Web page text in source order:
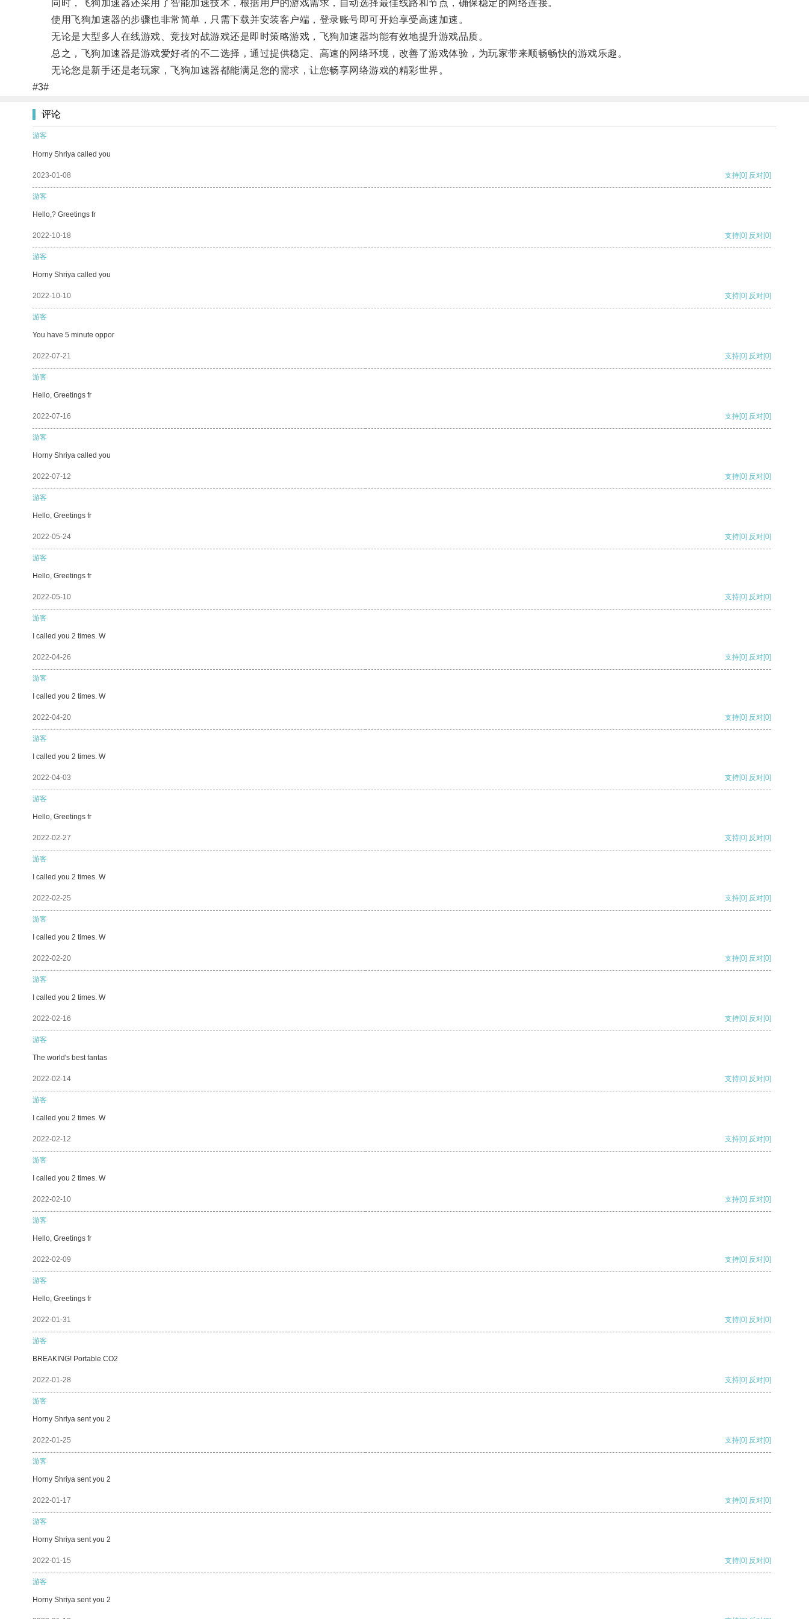
同时，飞狗加速器还采用了智能加速技术，根据用户的游戏需求，自动选择最佳线路和节点，确保稳定的网络连接。
使用飞狗加速器的步骤也非常简单，只需下载并安装客户端，登录账号即可开始享受高速加速。
无论是大型多人在线游戏、竞技对战游戏还是即时策略游戏，飞狗加速器均能有效地提升游戏品质。
总之，飞狗加速器是游戏爱好者的不二选择，通过提供稳定、高速的网络环境，改善了游戏体验，为玩家带来顺畅畅快的游戏乐趣。
无论您是新手还是老玩家，飞狗加速器都能满足您的需求，让您畅享网络游戏的精彩世界。
#3#
评论
游客
Horny Shriya called you
2023-01-08 支持[0] 反对[0]
游客
Hello,? Greetings fr
2022-10-18 支持[0] 反对[0]
游客
Horny Shriya called you
2022-10-10 支持[0] 反对[0]
游客
You have 5 minute oppor
2022-07-21 支持[0] 反对[0]
游客
Hello, Greetings fr
2022-07-16 支持[0] 反对[0]
游客
Horny Shriya called you
2022-07-12 支持[0] 反对[0]
游客
Hello, Greetings fr
2022-05-24 支持[0] 反对[0]
游客
Hello, Greetings fr
2022-05-10 支持[0] 反对[0]
游客
I called you 2 times. W
2022-04-26 支持[0] 反对[0]
游客
I called you 2 times. W
2022-04-20 支持[0] 反对[0]
游客
I called you 2 times. W
2022-04-03 支持[0] 反对[0]
游客
Hello, Greetings fr
2022-02-27 支持[0] 反对[0]
游客
I called you 2 times. W
2022-02-25 支持[0] 反对[0]
游客
I called you 2 times. W
2022-02-20 支持[0] 反对[0]
游客
I called you 2 times. W
2022-02-16 支持[0] 反对[0]
游客
The world's best fantas
2022-02-14 支持[0] 反对[0]
游客
I called you 2 times. W
2022-02-12 支持[0] 反对[0]
游客
I called you 2 times. W
2022-02-10 支持[0] 反对[0]
游客
Hello, Greetings fr
2022-02-09 支持[0] 反对[0]
游客
Hello, Greetings fr
2022-01-31 支持[0] 反对[0]
游客
BREAKING! Portable CO2
2022-01-28 支持[0] 反对[0]
游客
Horny Shriya sent you 2
2022-01-25 支持[0] 反对[0]
游客
Horny Shriya sent you 2
2022-01-17 支持[0] 反对[0]
游客
Horny Shriya sent you 2
2022-01-15 支持[0] 反对[0]
游客
Horny Shriya sent you 2